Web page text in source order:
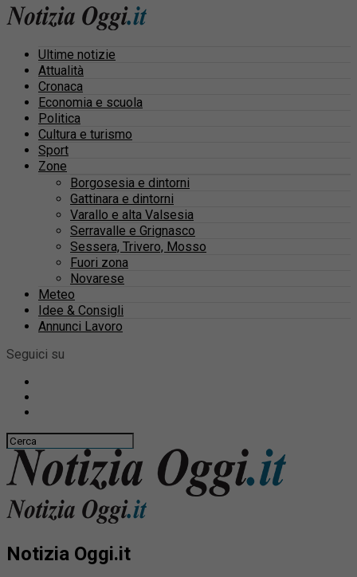
Ultime notizie
Attualità
Cronaca
Economia e scuola
Politica
Cultura e turismo
Sport
Zone
Borgosesia e dintorni
Gattinara e dintorni
Varallo e alta Valsesia
Serravalle e Grignasco
Sessera, Trivero, Mosso
Fuori zona
Novarese
Meteo
Idee & Consigli
Annunci Lavoro
Seguici su
Notizia Oggi.it